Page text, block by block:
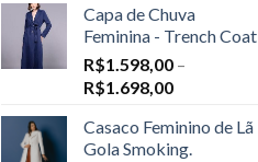
Capa de Chuva
Feminina - Trench Coat
R$1.598,00 –
R$1.698,00Price
R$1.598,00
through
Casaco Feminino de Lã
Gola Smoking.